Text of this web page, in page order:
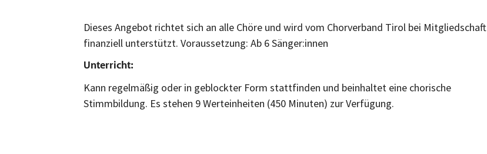
Dieses Angebot richtet sich an alle Chöre und wird vom Chorverband Tirol bei Mitgliedschaft
finanziell unterstützt. Voraussetzung: Ab 6 Sänger:innen
Unterricht:
Kann regelmäßig oder in geblockter Form stattfinden und beinhaltet eine chorische
Stimmbildung. Es stehen 9 Werteinheiten (450 Minuten) zur Verfügung.